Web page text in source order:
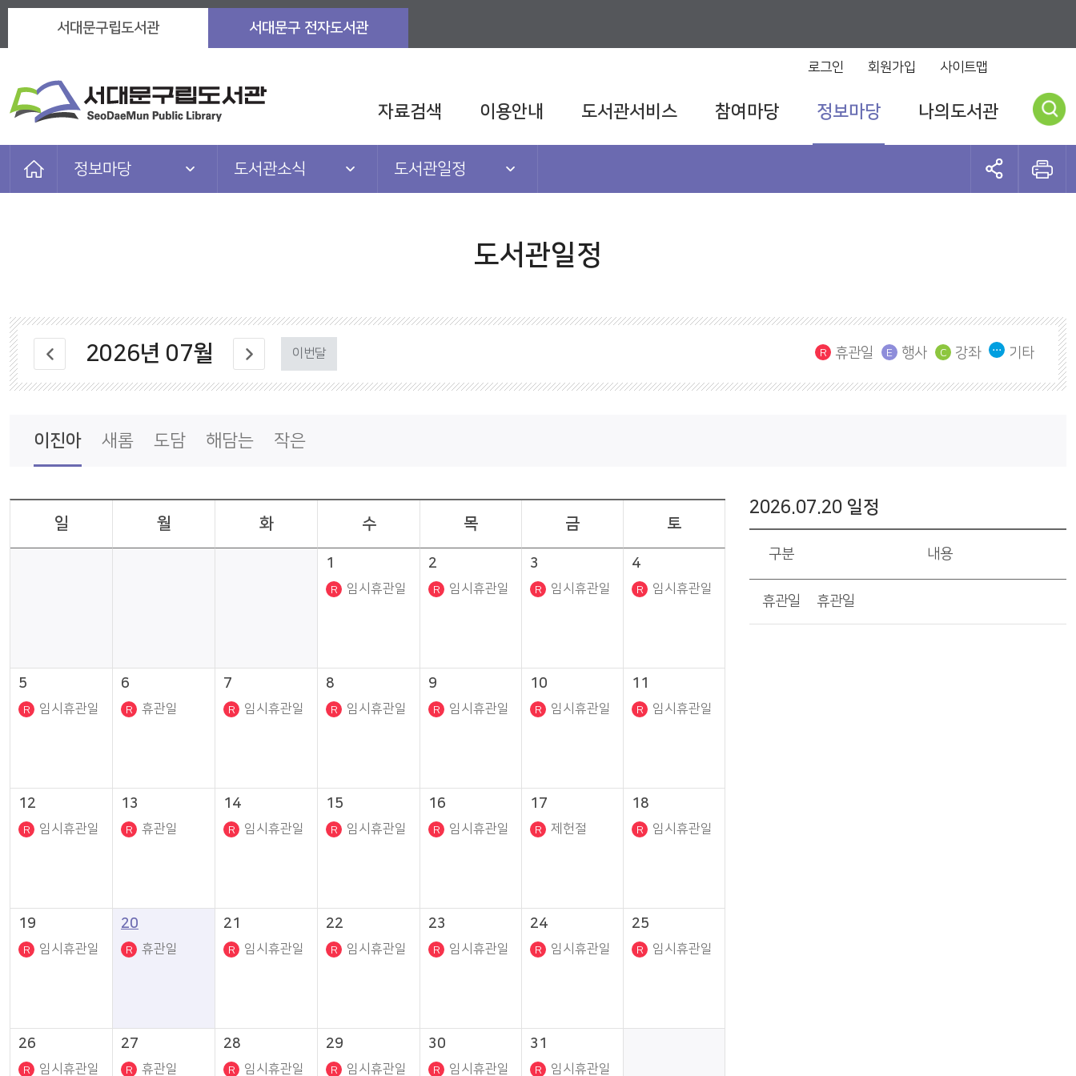
서대문구립도서관 서대문구 전자도서관
로그인 회원가입 사이트맵
자료검색 이용안내 도서관서비스 참여마당 정보마당 나의도서관
정보마당
참여마당
정보마당
나의도서관
도서관소식
마을 아카이브
관련 사이트
도서관일정
발간자료
도서관일정
2026년 07월 이번달 휴관일 행사 강좌 기타
이진아 새롬 도담 해담는 작은
일 월 화 수 목 금 토
1
임시휴관일
2
임시휴관일
3
임시휴관일
4
임시휴관일
5
임시휴관일
6
휴관일
7
임시휴관일
8
임시휴관일
9
임시휴관일
10
임시휴관일
11
임시휴관일
12
임시휴관일
13
휴관일
14
임시휴관일
15
임시휴관일
16
임시휴관일
17
제헌절
18
임시휴관일
19
임시휴관일
20
휴관일
21
임시휴관일
22
임시휴관일
23
임시휴관일
24
임시휴관일
25
임시휴관일
26
임시휴관일
27
휴관일
28
임시휴관일
29
임시휴관일
30
임시휴관일
31
임시휴관일
2026.07.20 일정
구분 내용
휴관일 휴관일